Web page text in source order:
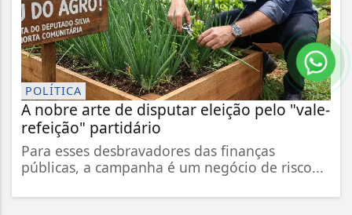
POLÍTICA
A nobre arte de disputar eleição pelo "vale-
refeição" partidário
Para esses desbravadores das finanças
públicas, a campanha é um negócio de risco...